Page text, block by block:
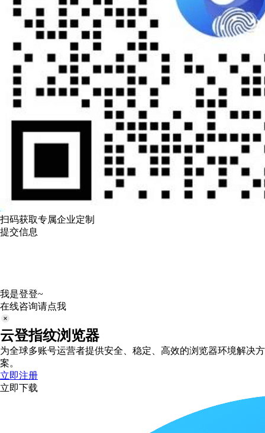
扫码获取专属企业定制
提交信息
我是登登~
在线咨询请点我
云登指纹浏览器
为全球多账号运营者提供安全、稳定、高效的浏览器环境解决方
案。
立即注册
立即下载